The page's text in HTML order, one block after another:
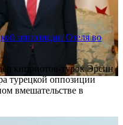
оппозиции Озеля во
киприотов-турок Эрсин
турецкой оппозиции
вмешательстве в